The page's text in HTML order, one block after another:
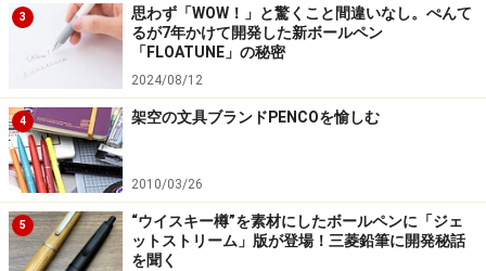
で、内覧会で「なぜ、他の表紙の横型はないんです
か？」と尋ねたら、「そういえばそうですね」と言いつ
つ、今回モチーフにした坂口恭平さんの作品集がすべて
横長の作品で構成されていたから、そのまま横長のノー
トにしたのだと説明していただきました。つまり、必然
性のある横型ノート。紙はトモエリバーで、288ページ
のボリューム、180度ぱたんと開く横長ノートは、本当
に使いやすいんですよ。
3
思わず「WOW！」と驚くこと間違いなし。ぺんて
るが7年かけて開発した新ボールペン
「FLOATUNE」の秘密
2024/08/12
4 架空の文具ブランドPENCOを愉しむ
2010/03/26
5
“ウイスキー樽”を素材にしたボールペンに「ジェ
ットストリーム」版が登場！三菱鉛筆に開発秘話
を聞く